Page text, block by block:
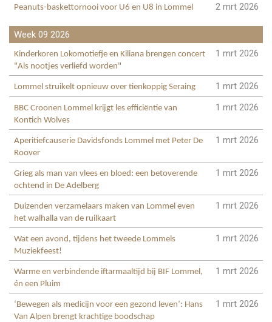
Peanuts-baskettornooi voor U6 en U8 in Lommel 2 mrt 2026
Week 09 2026
Kinderkoren Lokomotiefje en Kiliana brengen concert
"Als nootjes verliefd worden"
1 mrt 2026
Lommel struikelt opnieuw over tienkoppig Seraing 1 mrt 2026
BBC Croonen Lommel krijgt les efficiëntie van
Kontich Wolves
1 mrt 2026
Aperitiefcauserie Davidsfonds Lommel met Peter De
Roover
1 mrt 2026
Grieg als man van vlees en bloed: een betoverende
ochtend in De Adelberg
1 mrt 2026
Duizenden verzamelaars maken van Lommel even
het walhalla van de ruilkaart
1 mrt 2026
Wat een avond, tijdens het tweede Lommels
Muziekfeest!
1 mrt 2026
Warme en verbindende iftarmaaltijd bij BIF Lommel,
én een Pluim
1 mrt 2026
‘Bewegen als medicijn voor een gezond leven’: Hans
Van Alpen brengt krachtige boodschap
1 mrt 2026